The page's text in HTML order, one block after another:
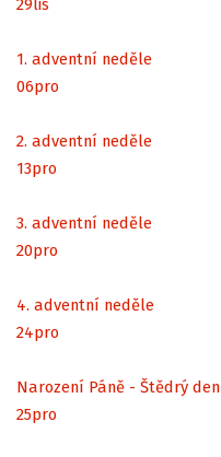
1. adventní neděle
06pro
2. adventní neděle
13pro
3. adventní neděle
20pro
4. adventní neděle
24pro
Narození Páně - Štědrý den
25pro